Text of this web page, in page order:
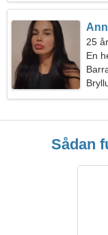
25
En
Sådan